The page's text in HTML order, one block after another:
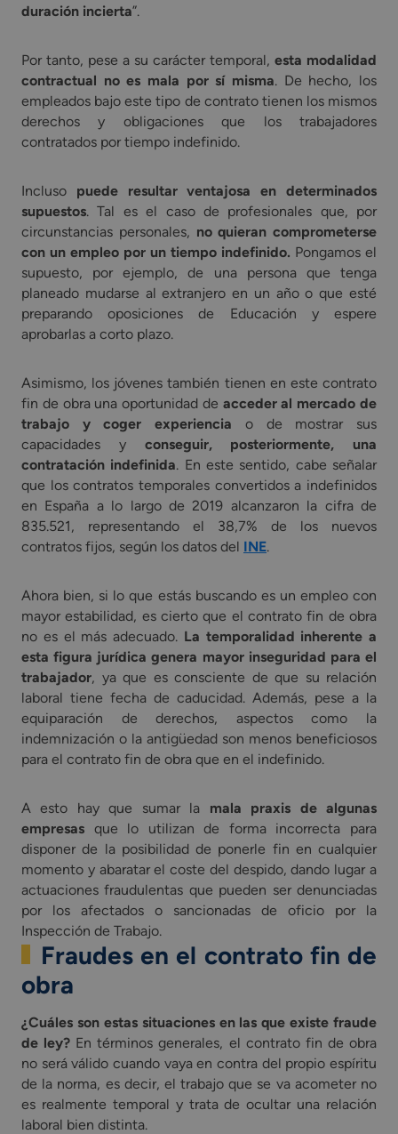
duración incierta”.
Por tanto, pese a su carácter temporal, esta modalidad
contractual no es mala por sí misma. De hecho, los
empleados bajo este tipo de contrato tienen los mismos
derechos y obligaciones que los trabajadores
contratados por tiempo indefinido.
Incluso puede resultar ventajosa en determinados
supuestos. Tal es el caso de profesionales que, por
circunstancias personales, no quieran comprometerse
con un empleo por un tiempo indefinido. Pongamos el
supuesto, por ejemplo, de una persona que tenga
planeado mudarse al extranjero en un año o que esté
preparando oposiciones de Educación y espere
aprobarlas a corto plazo.
Asimismo, los jóvenes también tienen en este contrato
fin de obra una oportunidad de acceder al mercado de
trabajo y coger experiencia o de mostrar sus
capacidades y conseguir, posteriormente, una
contratación indefinida. En este sentido, cabe señalar
que los contratos temporales convertidos a indefinidos
en España a lo largo de 2019 alcanzaron la cifra de
835.521, representando el 38,7% de los nuevos
contratos fijos, según los datos del INE.
Ahora bien, si lo que estás buscando es un empleo con
mayor estabilidad, es cierto que el contrato fin de obra
no es el más adecuado. La temporalidad inherente a
esta figura jurídica genera mayor inseguridad para el
trabajador, ya que es consciente de que su relación
laboral tiene fecha de caducidad. Además, pese a la
equiparación de derechos, aspectos como la
indemnización o la antigüedad son menos beneficiosos
para el contrato fin de obra que en el indefinido.
A esto hay que sumar la mala praxis de algunas
empresas que lo utilizan de forma incorrecta para
disponer de la posibilidad de ponerle fin en cualquier
momento y abaratar el coste del despido, dando lugar a
actuaciones fraudulentas que pueden ser denunciadas
por los afectados o sancionadas de oficio por la
Inspección de Trabajo.
Fraudes en el contrato fin de
obra
¿Cuáles son estas situaciones en las que existe fraude
de ley? En términos generales, el contrato fin de obra
no será válido cuando vaya en contra del propio espíritu
de la norma, es decir, el trabajo que se va acometer no
es realmente temporal y trata de ocultar una relación
laboral bien distinta.